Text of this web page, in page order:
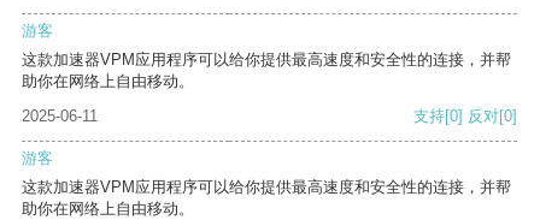
游客
这款加速器VPM应用程序可以给你提供最高速度和安全性的连接，并帮
助你在网络上自由移动。
2025-06-11
支持[0] 反对[0]
游客
这款加速器VPM应用程序可以给你提供最高速度和安全性的连接，并帮
助你在网络上自由移动。